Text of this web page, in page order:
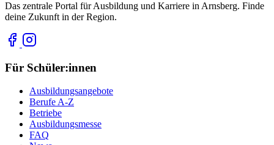
Das zentrale Portal für Ausbildung und Karriere in Arnsberg. Finde
deine Zukunft in der Region.
Für Schüler:innen
Ausbildungsangebote
Berufe A-Z
Betriebe
Ausbildungsmesse
FAQ